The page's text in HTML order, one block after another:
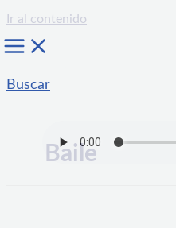
Ir al contenido
Buscar
Baile